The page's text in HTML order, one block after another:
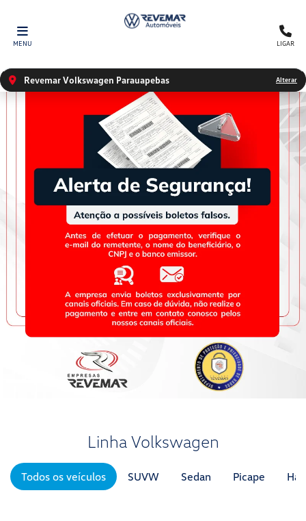
MENU LIGAR
Revemar Volkswagen Parauapebas Alterar
Linha Volkswagen
Todos os veículos SUVW Sedan Picape